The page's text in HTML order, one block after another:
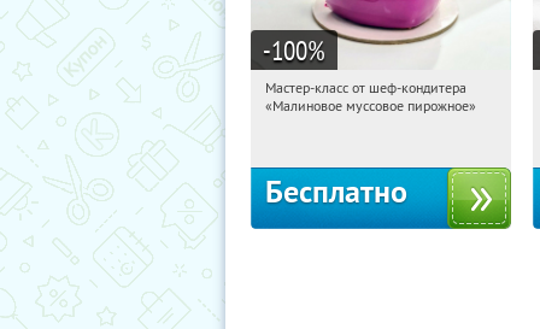
-100%
18:46:57 Получили:
Мастер-класс от шеф-кондитера
«Малиновое муссовое пирожное»
Бесплатно